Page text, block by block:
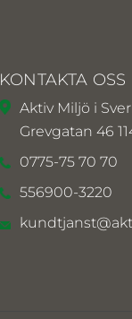
KONTAKTA OSS
Aktiv Miljö i
Grevgatan 46
0775-75 70 70
556900-3220